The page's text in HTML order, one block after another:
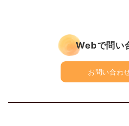
Webで問い
お問い合わ